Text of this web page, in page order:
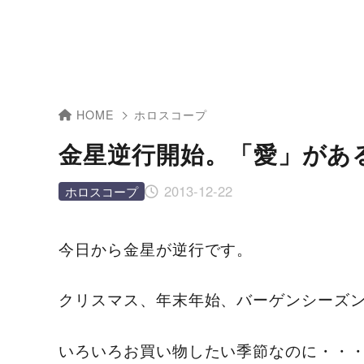
HOME ホロスコープ
金星逆行開始。「愛」が
2013-12-22
ホロスコープ
今日から金星が逆行です。
クリスマス、年末年始、バーゲンシーズ
いろいろお買い物したい季節なのに・・